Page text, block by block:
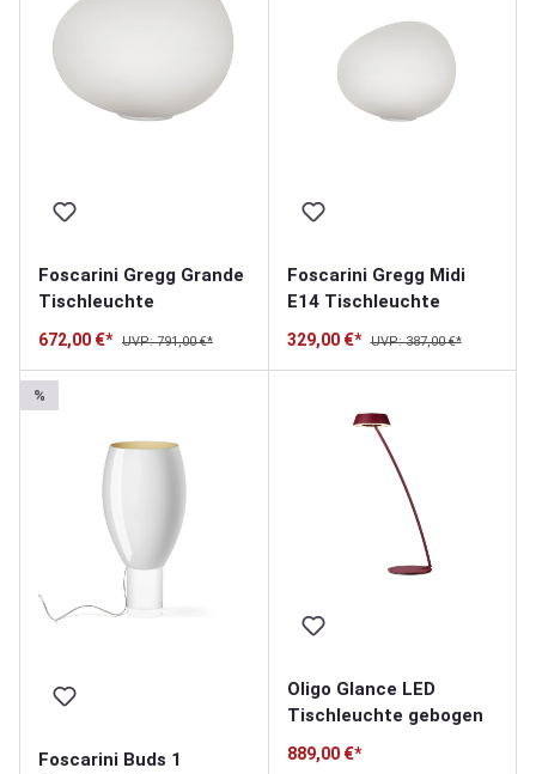
Foscarini Gregg Grande
Tischleuchte
672,00 €* UVP: 791,00 €*
Foscarini Gregg Midi
E14 Tischleuchte
329,00 €* UVP: 387,00 €*
%
Foscarini Buds 1
Oligo Glance LED
Tischleuchte gebogen
889,00 €*